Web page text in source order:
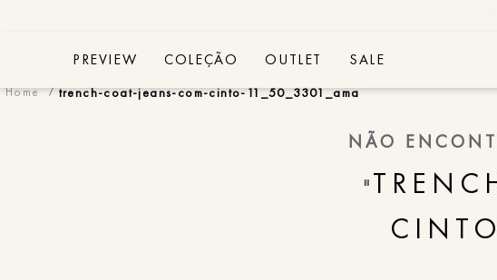
PREVIEW COLEÇÃO OUTLET SALE
trench-coat-jeans-com-cinto-11_50_3301_ama
NÃO
"